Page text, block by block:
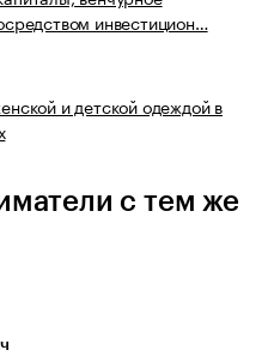
инвестицион…
и детской одеждой в
с тем же